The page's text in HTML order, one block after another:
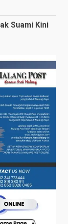
Suami Kini